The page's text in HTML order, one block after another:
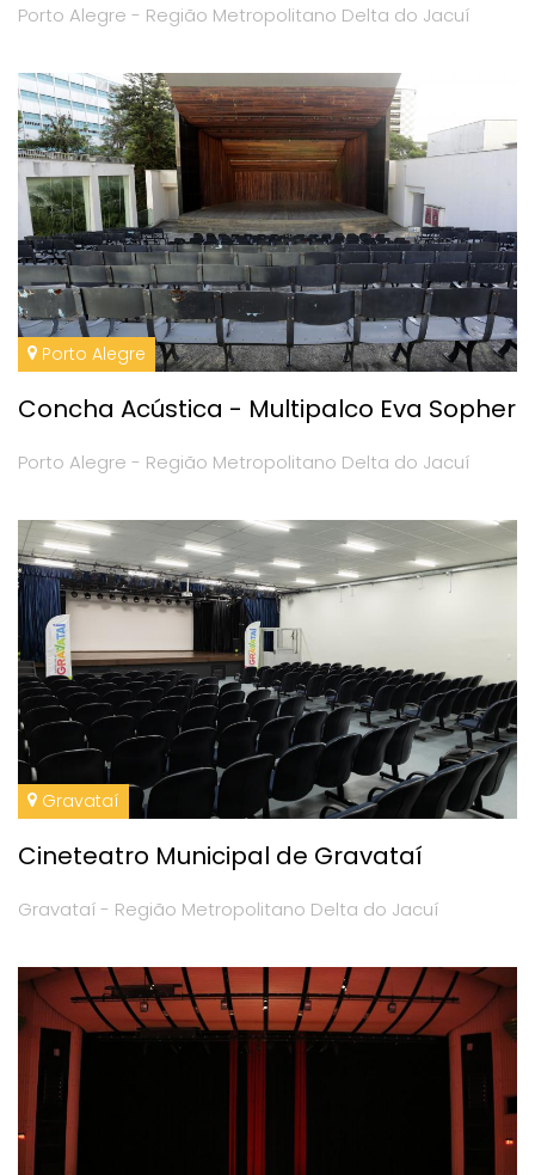
Porto Alegre - Região Metropolitano Delta do Jacuí
Porto Alegre
Concha Acústica - Multipalco Eva Sopher
Porto Alegre - Região Metropolitano Delta do Jacuí
Gravataí
Cineteatro Municipal de Gravataí
Gravataí - Região Metropolitano Delta do Jacuí